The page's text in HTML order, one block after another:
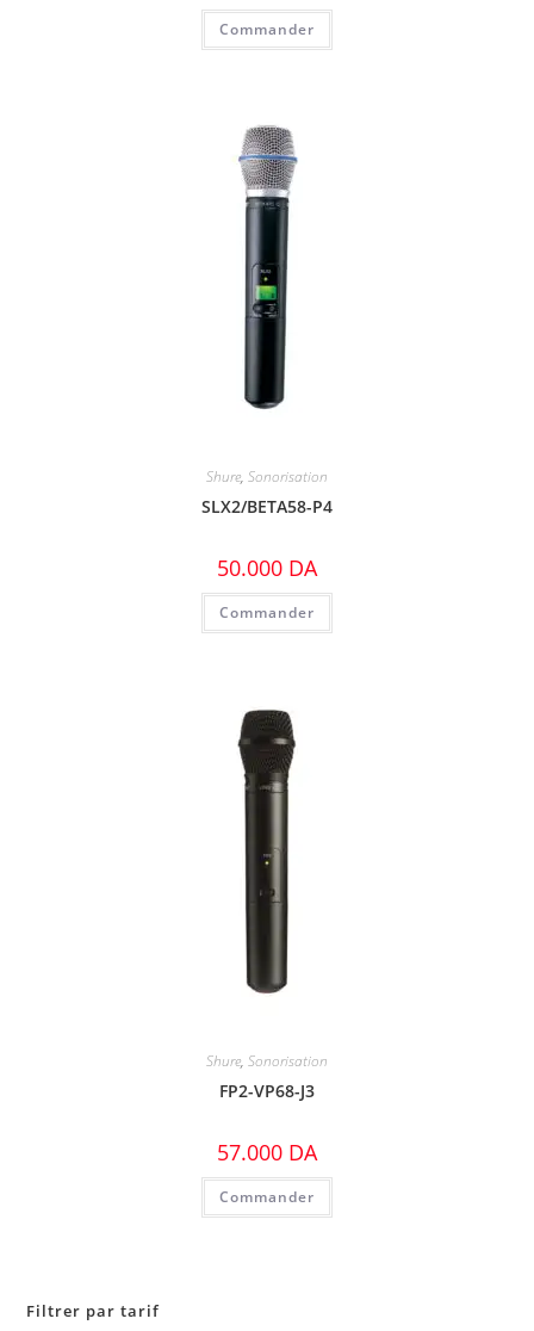
Commander
Shure, Sonorisation
SLX2/BETA58-P4
50.000 DA
Commander
Shure, Sonorisation
FP2-VP68-J3
57.000 DA
Commander
Filtrer par tarif